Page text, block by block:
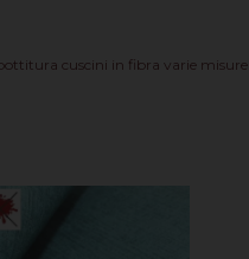
cuscini in fibra varie misure